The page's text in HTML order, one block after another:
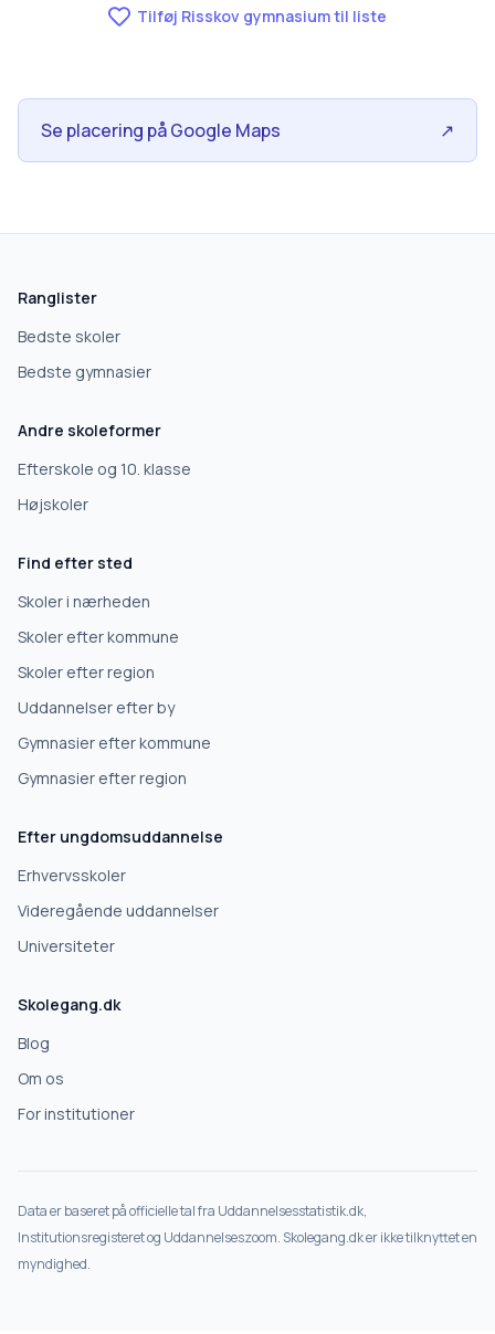
Tilføj Risskov gymnasium til liste
Se placering på Google Maps ↗
Hvad leder du efter?
Vi bruger dit valg til at stille de rigtige spørgsmål.
Grundskole
10. klasse
Erhvervsuddannelse
Højskole
Videregående uddannelse
Deles kun med gymnasier, der matcher det, du søger.
Ranglister
Bedste skoler
Bedste gymnasier
Andre skoleformer
Efterskole og 10. klasse
Højskoler
Find efter sted
Skoler i nærheden
Skoler efter kommune
Skoler efter region
Uddannelser efter by
Gymnasier efter kommune
Gymnasier efter region
Efter ungdomsuddannelse
Erhvervsskoler
Videregående uddannelser
Universiteter
Skolegang.dk
Blog
Om os
For institutioner
Data er baseret på officielle tal fra Uddannelsesstatistik.dk,
Institutionsregisteret og Uddannelseszoom. Skolegang.dk er ikke tilknyttet en
myndighed.